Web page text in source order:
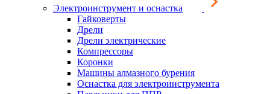
Электроинструмент и оснастка
Гайковерты
Дрели
Дрели электрические
Компрессоры
Коронки
Машины алмазного бурения
Оснастка для электроинструмента